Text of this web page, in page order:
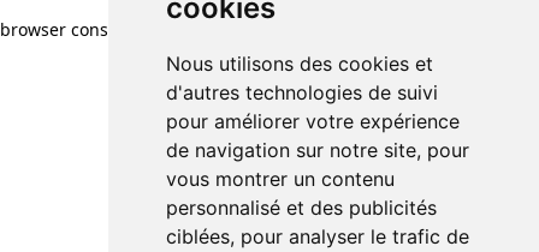
cookies
Nous utilisons des cookies et
d'autres technologies de suivi
pour améliorer votre expérience
de navigation sur notre site, pour
vous montrer un contenu
personnalisé et des publicités
ciblées, pour analyser le trafic de
browser console for more information)